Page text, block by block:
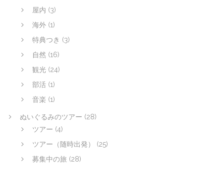
屋内 (3)
海外 (1)
特典つき (3)
自然 (16)
観光 (24)
部活 (1)
音楽 (1)
ぬいぐるみのツアー (28)
ツアー (4)
ツアー（随時出発）
(25)
募集中の旅 (28)